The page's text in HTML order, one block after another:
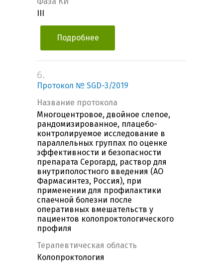
Подробнее
6.
Протокол № SGD-3/2019
Название протокола
Многоцентровое, двойное слепое,
рандомизированное, плацебо-
контролируемое исследование в
параллельных группах по оценке
эффективности и безопасности
препарата Серогард, раствор для
внутриполостного введения (АО
Фармасинтез, Россия), при
применении для профилактики
спаечной болезни после
оперативных вмешательств у
пациентов колопроктологического
профиля
Терапевтическая область
Колопроктология